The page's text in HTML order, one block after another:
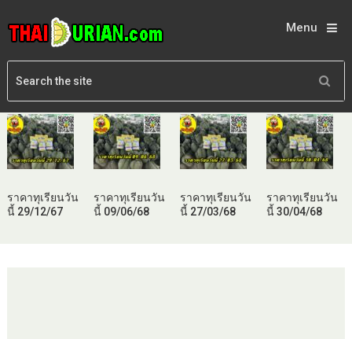
Menu
ราคาทุเรียนวัน
นี้ 29/12/67
ราคาทุเรียนวัน
นี้ 09/06/68
ราคาทุเรียนวัน
นี้ 27/03/68
ราคาทุเรียนวัน
นี้ 30/04/68